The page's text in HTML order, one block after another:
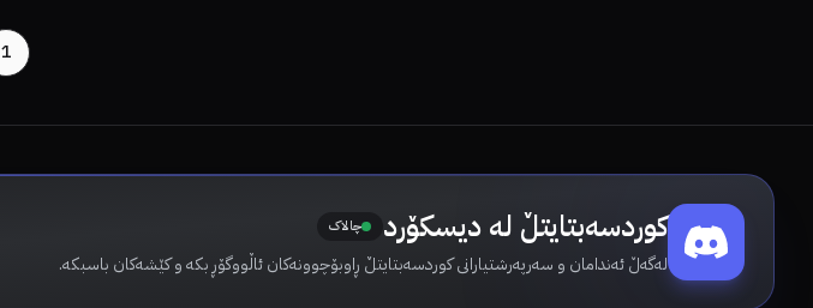
1
کوردسەبتایتڵ لە دیسکۆرد چالاک
لەگەڵ ئەندامان و سەرپەرشتیارانی کوردسەبتایتڵ ڕاوبۆچوونەکان ئاڵووگۆڕ بکە و کێشەکان باسبکە.